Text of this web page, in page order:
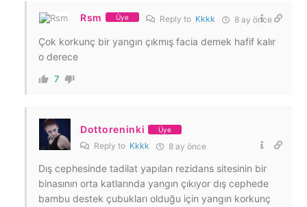
Rsm Üye Reply to Kkkk 8 ay önce
Çok korkunç bir yangın çıkmış facia demek hafif kalır
o derece
7
Dottoreninki Üye
Reply to Kkkk 8 ay önce
Dış cephesinde tadilat yapılan rezidans sitesinin bir
binasının orta katlarında yangın çıkıyor dış cephede
bambu destek çubukları olduğu için yangın korkunç